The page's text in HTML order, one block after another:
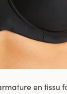
en tissu